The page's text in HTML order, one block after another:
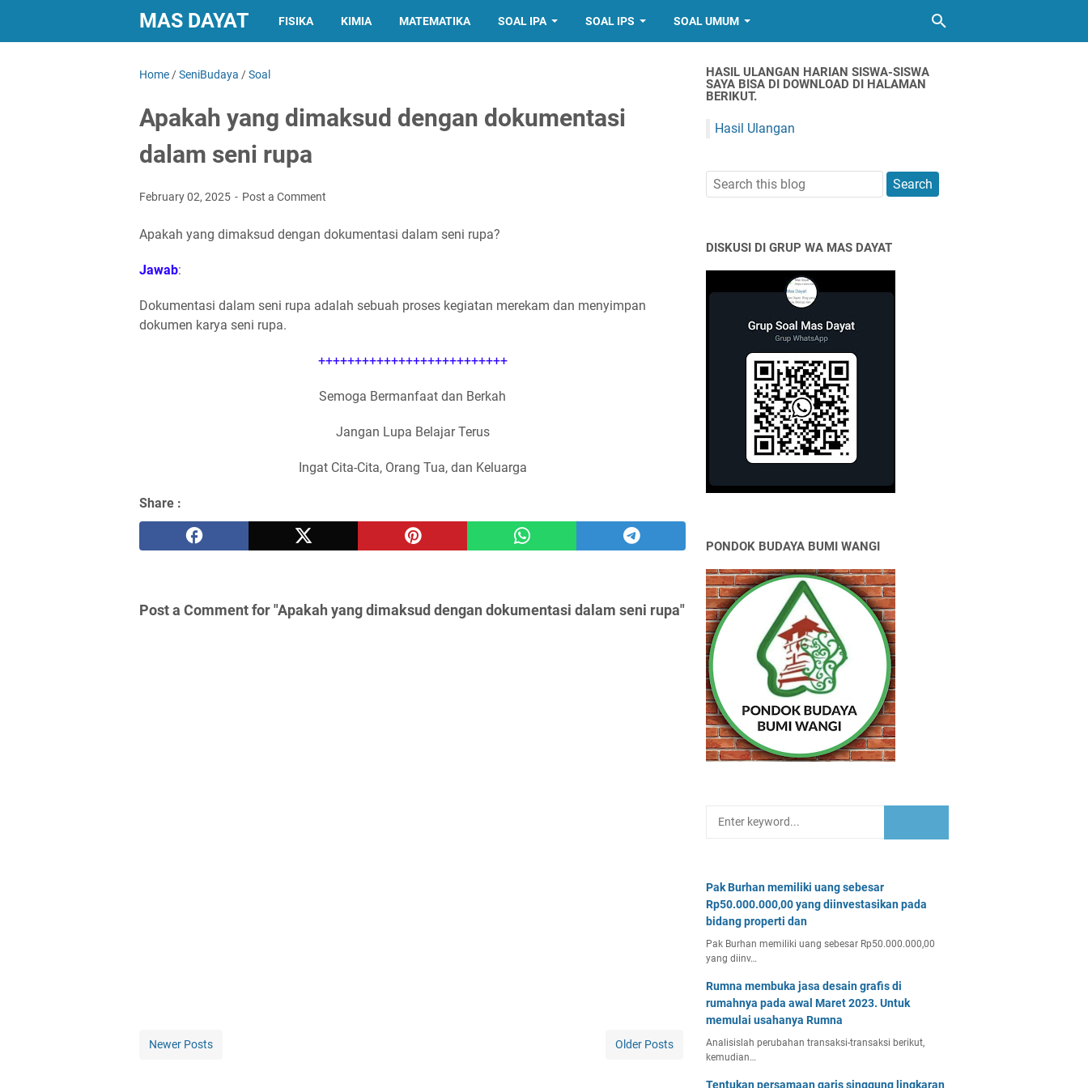
MAS DAYAT FISIKA KIMIA MATEMATIKA SOAL IPA SOAL IPS SOAL UMUM
Home /SeniBudaya /Soal
Apakah yang dimaksud dengan dokumentasi
dalam seni rupa
February 02, 2025 Post a Comment
Apakah yang dimaksud dengan dokumentasi dalam seni rupa?
Jawab:
Dokumentasi dalam seni rupa adalah sebuah proses kegiatan merekam dan menyimpan
dokumen karya seni rupa.
++++++++++++++++++++++++++
Semoga Bermanfaat dan Berkah
Jangan Lupa Belajar Terus
Ingat Cita-Cita, Orang Tua, dan Keluarga
Share :
Post a Comment for "Apakah yang dimaksud dengan dokumentasi dalam seni rupa"
Newer Posts Older Posts
HASIL ULANGAN HARIAN SISWA-SISWA
SAYA BISA DI DOWNLOAD DI HALAMAN
BERIKUT.
Hasil Ulangan
DISKUSI DI GRUP WA MAS DAYAT
PONDOK BUDAYA BUMI WANGI
Pak Burhan memiliki uang sebesar
Rp50.000.000,00 yang diinvestasikan pada
bidang properti dan
Pak Burhan memiliki uang sebesar Rp50.000.000,00
yang diinv…
Rumna membuka jasa desain grafis di
rumahnya pada awal Maret 2023. Untuk
memulai usahanya Rumna
Analisislah perubahan transaksi-transaksi berikut,
kemudian…
Tentukan persamaan garis singgung lingkaran